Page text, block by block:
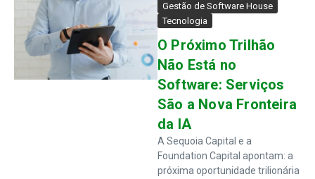
Gestão de Software House
Tecnologia
O Próximo Trilhão
Não Está no
Software: Serviços
São a Nova Fronteira
da IA
A Sequoia Capital e a
Foundation Capital apontam: a
próxima oportunidade trilionária